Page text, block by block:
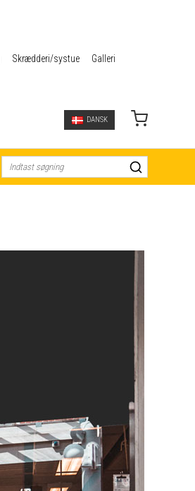
Skrædderi/systue
Galleri
DANSK